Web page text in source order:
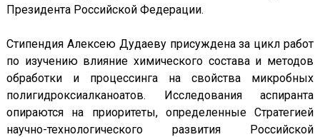
Президента Российской Федерации.
Стипендия Алексею Дудаеву присуждена за цикл работ
по изучению влияние химического состава и методов
обработки и процессинга на свойства микробных
полигидроксиалканоатов. Исследования аспиранта
опираются на приоритеты, определенные Стратегией
научно-технологического развития Российской